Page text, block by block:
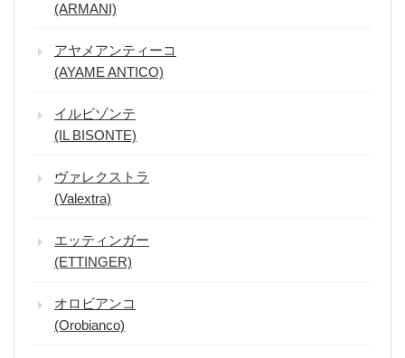
(ARMANI)
アヤメアンティーコ
(AYAME ANTICO)
イルビゾンテ
(IL BISONTE)
ヴァレクストラ
(Valextra)
エッティンガー
(ETTINGER)
オロビアンコ
(Orobianco)